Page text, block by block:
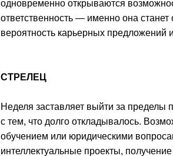
одновременно открываются
ответственность — именно она
вероятность карьерных предложений
СТРЕЛЕЦ
Неделя заставляет выйти за пределы
с тем, что долго откладывалось.
обучением или юридическими
интеллектуальные проекты,